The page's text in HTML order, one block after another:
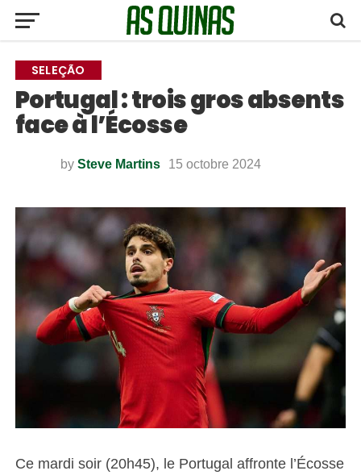
SELEÇÃO
Portugal : trois gros absents
face à l’Écosse
by Steve Martins 15 octobre 2024
Ce mardi soir (20h45), le Portugal affronte l’Écosse